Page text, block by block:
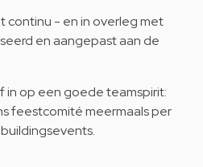
continu - en in overleg met
en aangepast aan de
in op een goede teamspirit:
feestcomité meermaals per